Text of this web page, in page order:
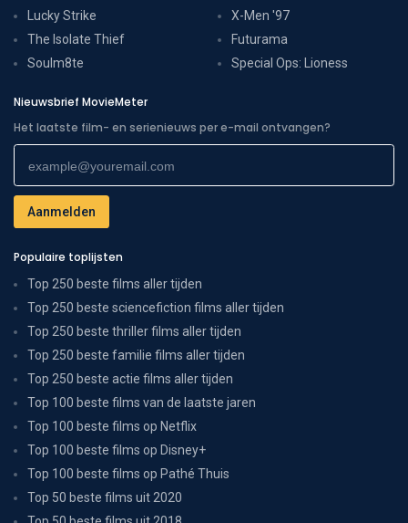
Lucky Strike
The Isolate Thief
Soulm8te
X-Men '97
Futurama
Special Ops: Lioness
Nieuwsbrief MovieMeter
Het laatste film- en serienieuws per e-mail ontvangen?
Populaire toplijsten
Top 250 beste films aller tijden
Top 250 beste sciencefiction films aller tijden
Top 250 beste thriller films aller tijden
Top 250 beste familie films aller tijden
Top 250 beste actie films aller tijden
Top 100 beste films van de laatste jaren
Top 100 beste films op Netflix
Top 100 beste films op Disney+
Top 100 beste films op Pathé Thuis
Top 50 beste films uit 2020